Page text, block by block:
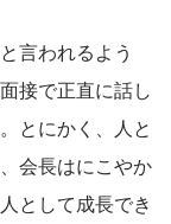
言われるよう
接で正直に話し
とにかく、人と
会長はにこやか
として成長でき